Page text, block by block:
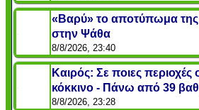
«Βαρύ» το αποτύπωμα της
στην Ψάθα
8/8/2026, 23:40
Καιρός: Σε ποιες
κόκκινο - Πάνω από 39
8/8/2026, 23:28